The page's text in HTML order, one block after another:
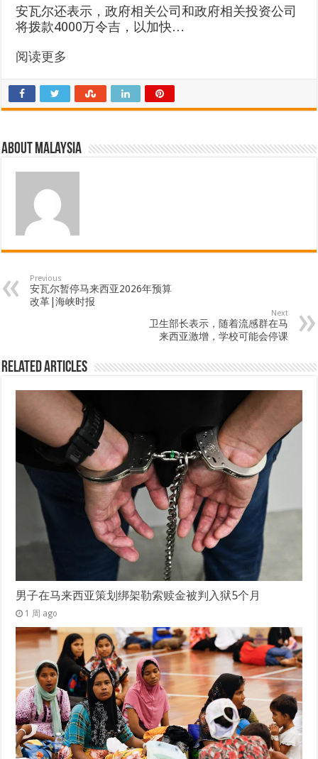
安瓦尔还表示，政府相关公司和政府相关投资公司
将拨款4000万令吉，以加快…
阅读更多
About Malaysia
Previous
安瓦尔暂停马来西亚2026年预算
改革|海峡时报
Next
卫生部长表示，随着流感群在马
来西亚激增，学校可能会停课
Related Articles
男子在马来西亚策划绑架勒索赎金被判入狱5个月
1 周 ago